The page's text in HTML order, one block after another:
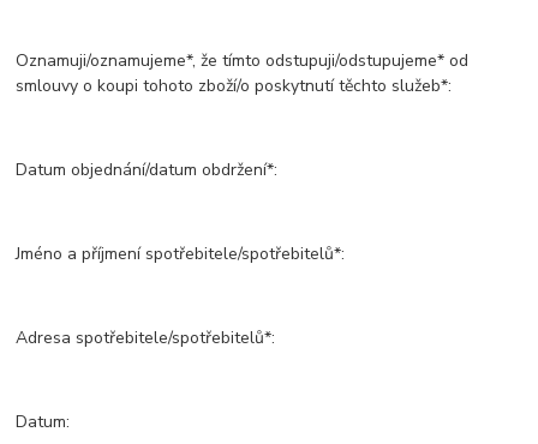
Oznamuji/oznamujeme*, že tímto odstupuji/odstupujeme* od
smlouvy o koupi tohoto zboží/o poskytnutí těchto služeb*:
Datum objednání/datum obdržení*:
Jméno a příjmení spotřebitele/spotřebitelů*:
Adresa spotřebitele/spotřebitelů*:
Datum: